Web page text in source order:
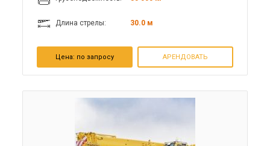
Длина стрелы: 30.0 м
Цена: по запросу АРЕНДОВАТЬ